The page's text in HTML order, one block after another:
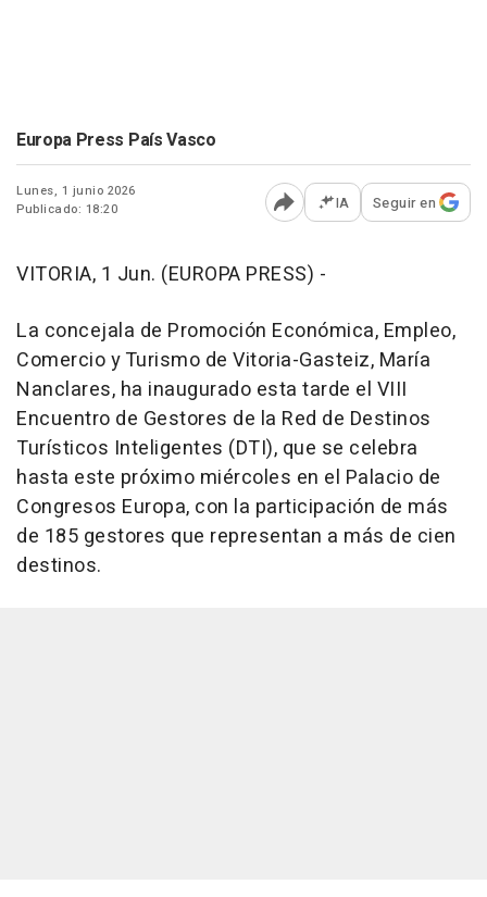
Europa Press País Vasco
Lunes, 1 junio 2026
Publicado: 18:20
Abrir opciones para
IA Seguir en
VITORIA, 1 Jun. (EUROPA PRESS) -
La concejala de Promoción Económica, Empleo,
Comercio y Turismo de Vitoria-Gasteiz, María
Nanclares, ha inaugurado esta tarde el VIII
Encuentro de Gestores de la Red de Destinos
Turísticos Inteligentes (DTI), que se celebra
hasta este próximo miércoles en el Palacio de
Congresos Europa, con la participación de más
de 185 gestores que representan a más de cien
destinos.